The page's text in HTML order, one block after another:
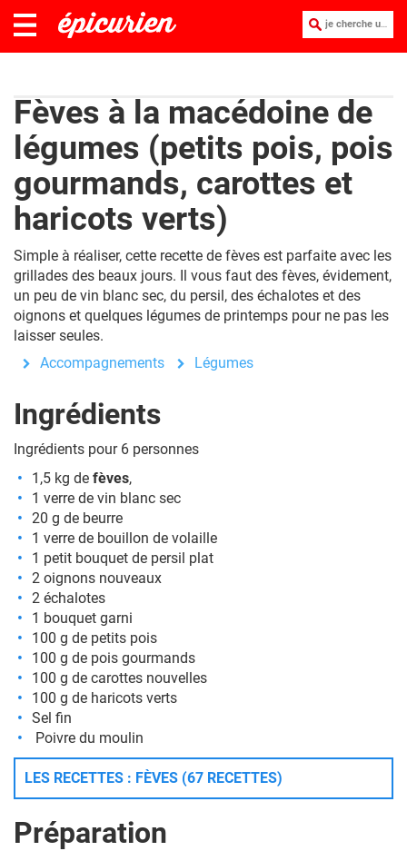
je cherche une recette :
Fèves à la macédoine de
légumes (petits pois, pois
gourmands, carottes et
haricots verts)
Simple à réaliser, cette recette de fèves est parfaite avec les
grillades des beaux jours. Il vous faut des fèves, évidement,
un peu de vin blanc sec, du persil, des échalotes et des
oignons et quelques légumes de printemps pour ne pas les
laisser seules.
Accompagnements
Légumes
Ingrédients
Ingrédients pour 6 personnes
1,5 kg de fèves,
1 verre de vin blanc sec
20 g de beurre
1 verre de bouillon de volaille
1 petit bouquet de persil plat
2 oignons nouveaux
2 échalotes
1 bouquet garni
100 g de petits pois
100 g de pois gourmands
100 g de carottes nouvelles
100 g de haricots verts
Sel fin
Poivre du moulin
LES RECETTES : FÈVES (67 RECETTES)
Préparation